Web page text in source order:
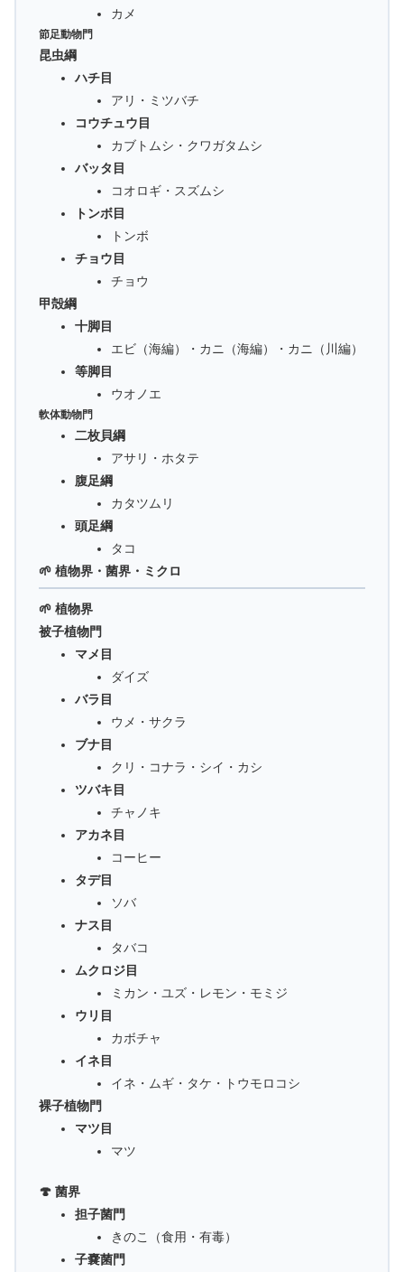
カメ
節足動物門
昆虫綱
ハチ目
アリ・ミツバチ
コウチュウ目
カブトムシ・クワガタムシ
バッタ目
コオロギ・スズムシ
トンボ目
トンボ
チョウ目
チョウ
甲殻綱
十脚目
エビ（海編）・カニ（海編）・カニ（川編）
等脚目
ウオノエ
軟体動物門
二枚貝綱
アサリ・ホタテ
腹足綱
カタツムリ
頭足綱
タコ
🌱 植物界・菌界・ミクロ
🌱 植物界
被子植物門
マメ目
ダイズ
バラ目
ウメ・サクラ
ブナ目
クリ・コナラ・シイ・カシ
ツバキ目
チャノキ
アカネ目
コーヒー
タデ目
ソバ
ナス目
タバコ
ムクロジ目
ミカン・ユズ・レモン・モミジ
ウリ目
カボチャ
イネ目
イネ・ムギ・タケ・トウモロコシ
裸子植物門
マツ目
マツ
🍄 菌界
担子菌門
きのこ（食用・有毒）
子嚢菌門